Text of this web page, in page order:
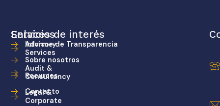
Servicios
Advisory
Services
Audit &
Consultancy
Legal &
Corporate
Enlaces de interés
Informe de Transparencia
Sobre nosotros
Recursos
Contacto